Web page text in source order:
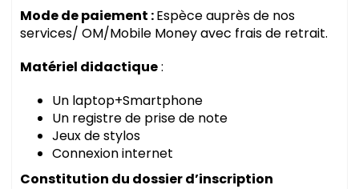
Mode de paiement :Espèce auprès de nos
services/ OM/Mobile Money avec frais de retrait.
Matériel didactique:
Un laptop+Smartphone
Un registre de prise de note
Jeux de stylos
Connexion internet
Constitution du dossier d’inscription